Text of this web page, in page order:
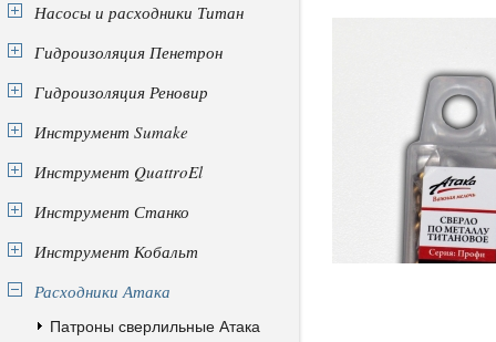
Насосы и расходники Титан
Гидроизоляция Пенетрон
Гидроизоляция Реновир
Инструмент Sumake
Инструмент QuattroEl
Инструмент Станко
Инструмент Кобальт
Расходники Атака
Патроны сверлильные Атака